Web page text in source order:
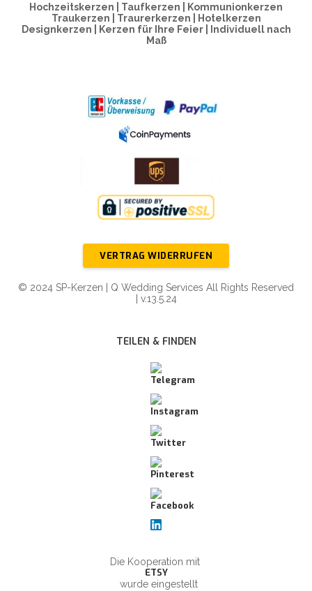
Hochzeitskerzen | Taufkerzen | Kommunionkerzen
Traukerzen | Traurerkerzen | Hotelkerzen
Designkerzen | Kerzen für Ihre Feier | Individuell nach
Maß
VERTRAG WIDERRUFEN
© 2024 SP-Kerzen | Q Wedding Services All Rights Reserved
| v.13.5.24
TEILEN & FINDEN
Die Kooperation mit
ETSY
wurde eingestellt